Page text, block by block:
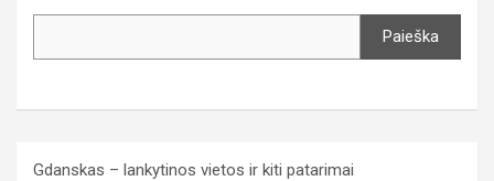
Paieška
Gdanskas – lankytinos vietos ir kiti patarimai